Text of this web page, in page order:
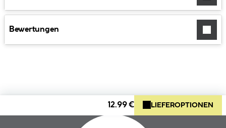
Bewertungen
12.99 € LIEFEROPTIONEN